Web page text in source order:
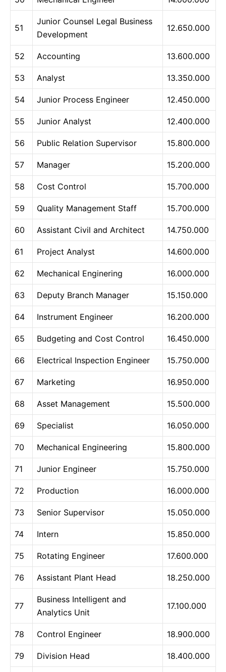
51
Junior Counsel Legal Business
Development
12.650.000
52 Accounting 13.600.000
53 Analyst 13.350.000
54 Junior Process Engineer 12.450.000
55 Junior Analyst 12.400.000
56 Public Relation Supervisor 15.800.000
57 Manager 15.200.000
58 Cost Control 15.700.000
59 Quality Management Staff 15.700.000
60 Assistant Civil and Architect 14.750.000
61 Project Analyst 14.600.000
62 Mechanical Enginering 16.000.000
63 Deputy Branch Manager 15.150.000
64 Instrument Engineer 16.200.000
65 Budgeting and Cost Control 16.450.000
66 Electrical Inspection Engineer 15.750.000
67 Marketing 16.950.000
68 Asset Management 15.500.000
69 Specialist 16.050.000
70 Mechanical Engineering 15.800.000
71 Junior Engineer 15.750.000
72 Production 16.000.000
73 Senior Supervisor 15.050.000
74 Intern 15.850.000
75 Rotating Engineer 17.600.000
76 Assistant Plant Head 18.250.000
77
Business Intelligent and
Analytics Unit
17.100.000
78 Control Engineer 18.900.000
79 Division Head 18.400.000